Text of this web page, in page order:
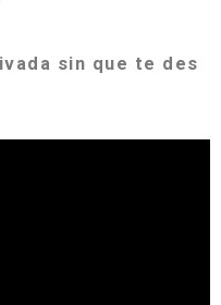
sin que te des